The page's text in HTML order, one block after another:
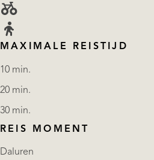
MAXIMALE REISTIJD
10 min.
20 min.
30 min.
REIS MOMENT
Daluren